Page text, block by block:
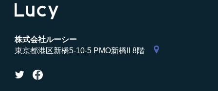
株式会社ルーシー
東京都港区新橋5-10-5 PMO新橋II 8階